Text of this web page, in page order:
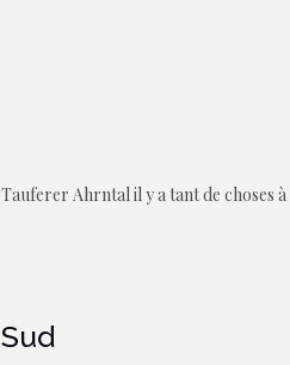
Ahrntal il y a tant de choses